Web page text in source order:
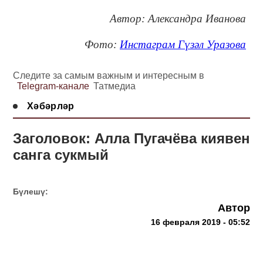
Автор: Александра Иванова
Фото: Инстаграм Гүзәл Уразова
Следите за самым важным и интересным в
Telegram-канале Татмедиа
Хәбәрләр
Заголовок: Алла Пугачёва киявен
санга сукмый
Бүлешү:
Автор
16 февраля 2019 - 05:52